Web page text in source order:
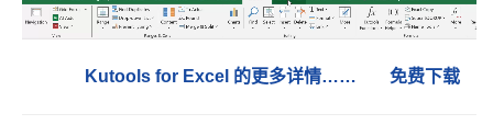
Kutools for Excel 的更多详情…… 免费下载